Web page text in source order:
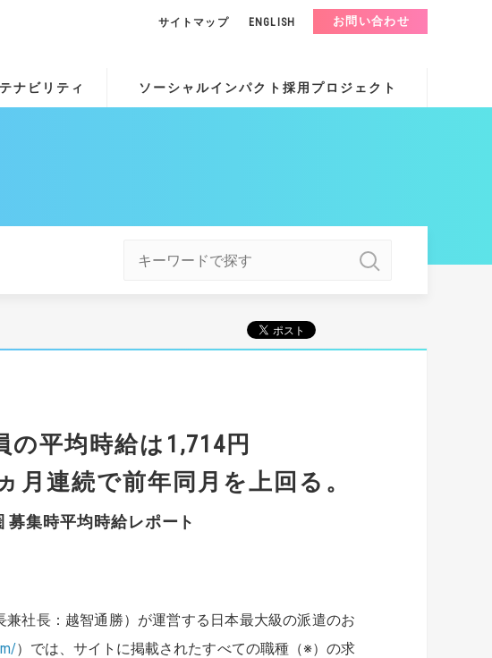
ナビリティ ソーシャルインパクト採用プロジェクト
サイトマップ ENGLISH お問い合わせ
の平均時給は1,714円
月連続で前年同月を上回る。
募集時平均時給レポート
社長：越智通勝）が運営する日本最大級の派遣のお
）では、サイトに掲載されたすべての職種（※）の求